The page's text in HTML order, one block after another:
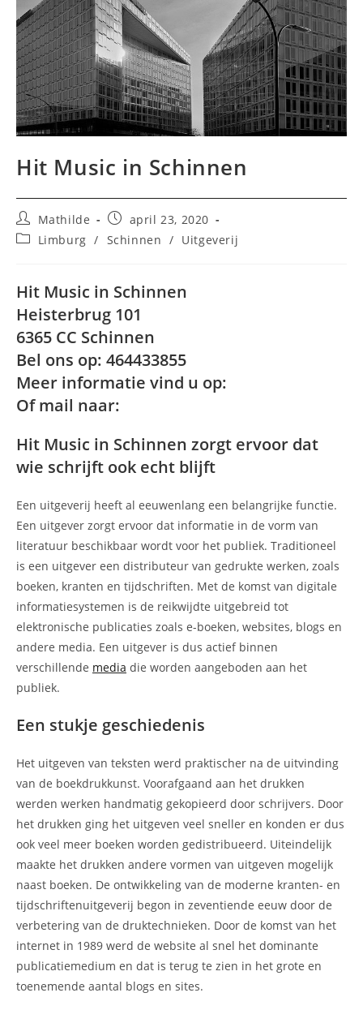
Hit Music in Schinnen
Bericht
auteur:
Mathilde
Bericht
gepubliceerd
op:
april 23, 2020
Berichtcategorie:
Limburg / Schinnen / Uitgeverij
Hit Music in Schinnen
Heisterbrug 101
6365 CC Schinnen
Bel ons op: 464433855
Meer informatie vind u op:
Of mail naar:
Hit Music in Schinnen zorgt ervoor dat
wie schrijft ook echt blijft
Een uitgeverij heeft al eeuwenlang een belangrijke functie.
Een uitgever zorgt ervoor dat informatie in de vorm van
literatuur beschikbaar wordt voor het publiek. Traditioneel
is een uitgever een distributeur van gedrukte werken, zoals
boeken, kranten en tijdschriften. Met de komst van digitale
informatiesystemen is de reikwijdte uitgebreid tot
elektronische publicaties zoals e-boeken, websites, blogs en
andere media. Een uitgever is dus actief binnen
verschillende media die worden aangeboden aan het
publiek.
Een stukje geschiedenis
Het uitgeven van teksten werd praktischer na de uitvinding
van de boekdrukkunst. Voorafgaand aan het drukken
werden werken handmatig gekopieerd door schrijvers. Door
het drukken ging het uitgeven veel sneller en konden er dus
ook veel meer boeken worden gedistribueerd. Uiteindelijk
maakte het drukken andere vormen van uitgeven mogelijk
naast boeken. De ontwikkeling van de moderne kranten- en
tijdschriftenuitgeverij begon in zeventiende eeuw door de
verbetering van de druktechnieken. Door de komst van het
internet in 1989 werd de website al snel het dominante
publicatiemedium en dat is terug te zien in het grote en
toenemende aantal blogs en sites.